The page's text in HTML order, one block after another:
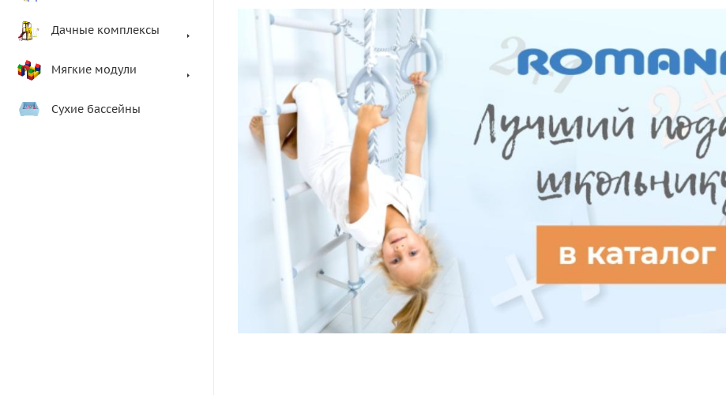
Дачные комплексы
Мягкие модули
Сухие бассейны